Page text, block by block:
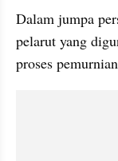
Dalam jumpa
pelarut yang
proses